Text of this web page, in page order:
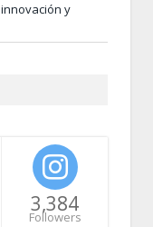
y
3,384
Followers